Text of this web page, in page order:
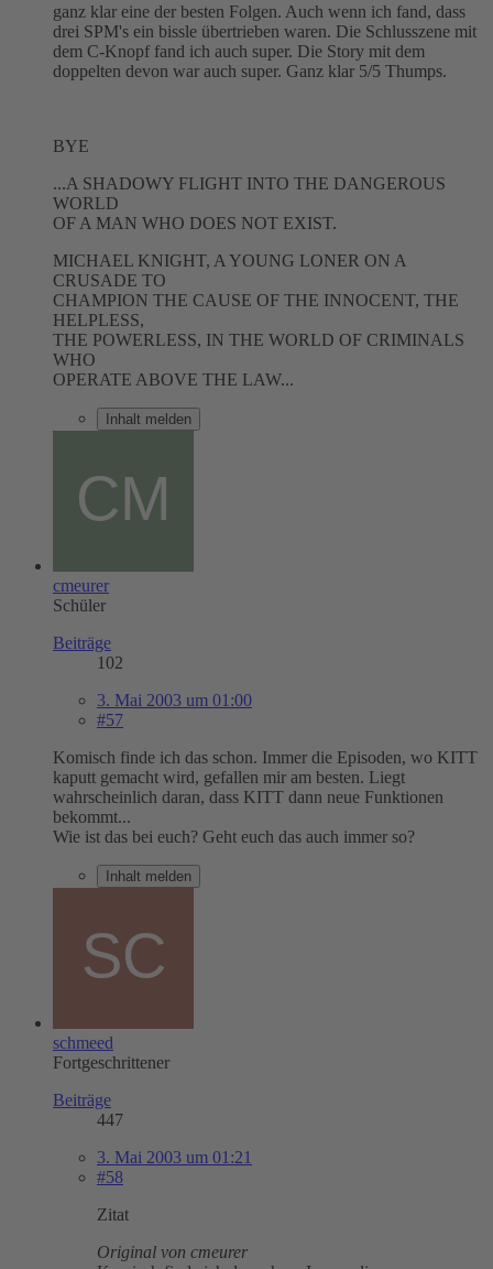
ganz klar eine der besten Folgen. Auch wenn ich fand, dass
drei SPM's ein bissle übertrieben waren. Die Schlusszene mit
dem C-Knopf fand ich auch super. Die Story mit dem
doppelten devon war auch super. Ganz klar 5/5 Thumps.
BYE
...A SHADOWY FLIGHT INTO THE DANGEROUS
WORLD
OF A MAN WHO DOES NOT EXIST.
MICHAEL KNIGHT, A YOUNG LONER ON A
CRUSADE TO
CHAMPION THE CAUSE OF THE INNOCENT, THE
HELPLESS,
THE POWERLESS, IN THE WORLD OF CRIMINALS
WHO
OPERATE ABOVE THE LAW...
Inhalt melden
cmeurer
Schüler
Beiträge
102
3. Mai 2003 um 01:00
#57
Komisch finde ich das schon. Immer die Episoden, wo KITT
kaputt gemacht wird, gefallen mir am besten. Liegt
wahrscheinlich daran, dass KITT dann neue Funktionen
bekommt...
Wie ist das bei euch? Geht euch das auch immer so?
Inhalt melden
schmeed
Fortgeschrittener
Beiträge
447
3. Mai 2003 um 01:21
#58
Zitat
Original von cmeurer